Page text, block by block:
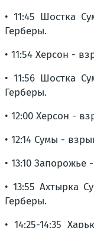
• 11:45 Шостка
Герберы.
• 11:54 Херсон -
• 11:56 Шостка
Герберы.
• 12:00 Херсон -
• 12:14 Сумы -
• 13:10
• 13:55 Ахтырка
Герберы.
• 14:25-14:35